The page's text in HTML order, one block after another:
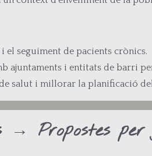
el seguiment de pacients crònics.
ajuntaments i entitats de barri
salut i millorar la planificació
→ Propostes